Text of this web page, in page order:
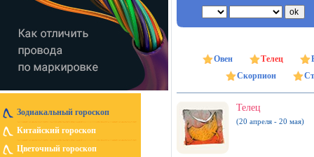
Зодиакальный гороскоп
Китайский гороскоп
Цветочный гороскоп
Овен Телец
Скорпион
Телец
(20 апреля - 20 мая)